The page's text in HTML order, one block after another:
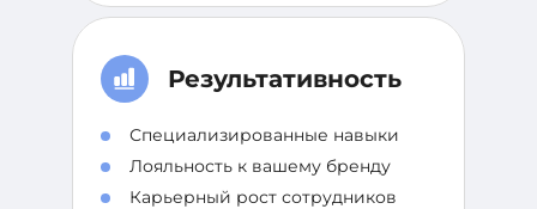
Результативность
Специализированные навыки
Лояльность к вашему бренду
Карьерный рост сотрудников